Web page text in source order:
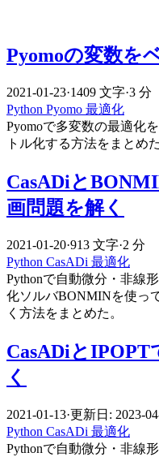
Pyomoの変数を
2021-01-23·1409 文字·3 分
Python Pyomo 最適化
Pyomoで多変数の最適化
トル化する方法をまとめた
CasADiと
画問題を解く
2021-01-20·913 文字·2 分
Python CasADi 最適化
Pythonで自動微分・非線
化ソルバBONMINを使っ
く方法をまとめた。
CasADiとIPOPT
く
2021-01-13·更新日: 2023-
Python CasADi 最適化
Pythonで自動微分・非線